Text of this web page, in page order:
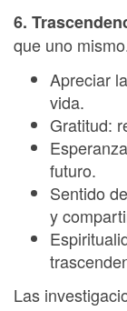
6.
que uno
Apreciar
vida.
Gratitud:
futuro.
Sentido
y
Las